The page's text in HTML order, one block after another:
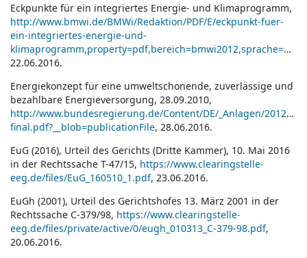
Eckpunkte für ein integriertes Energie- und Klimaprogramm,
http://www.bmwi.de/BMWi/Redaktion/PDF/E/eckpunkt-fuer-
ein-integriertes-energie-und-
klimaprogramm,property=pdf,bereich=bmwi2012,sprache=de,rwb=true.pdf
22.06.2016.
Energiekonzept für eine umweltschonende, zuverlässige und
bezahlbare Energieversorgung, 28.09.2010,
http://www.bundesregierung.de/Content/DE/_Anlagen/2012/
final.pdf?__blob=publicationFile, 28.06.2016.
EuG (2016), Urteil des Gerichts (Dritte Kammer), 10. Mai 2016
in der Rechtssache T-47/15, https://www.clearingstelle-
eeg.de/files/EuG_160510_1.pdf, 23.06.2016.
EuGh (2001), Urteil des Gerichtshofes 13. März 2001 in der
Rechtssache C-379/98, https://www.clearingstelle-
eeg.de/files/private/active/0/eugh_010313_C-379-98.pdf,
20.06.2016.